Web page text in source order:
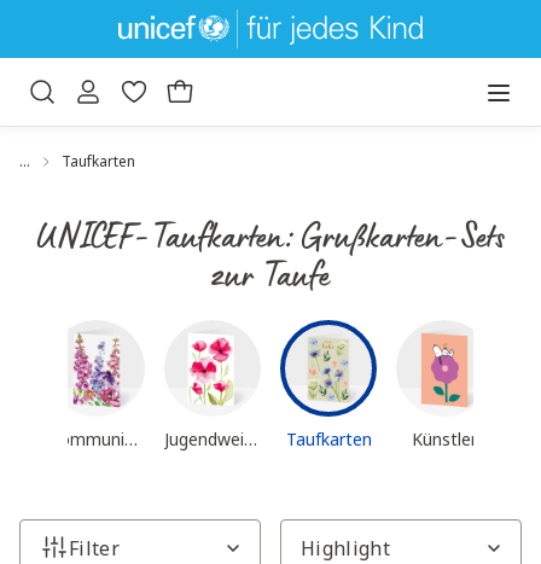
Hauptinhalt springen
Zur Suche springen
… Taufkarten
UNICEF-Taufkarten: Grußkarten-Sets
zur Taufe
Kommunionskarten Jugendweihe Taufkarten Künstler
Filter